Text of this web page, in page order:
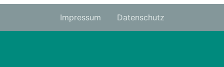
Impressum Datenschutz